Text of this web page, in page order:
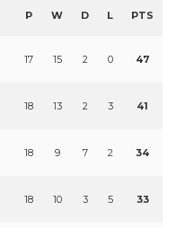
P W D L PTS
17 15 2 0 47
18 13 2 3 41
18 9 7 2 34
18 10 3 5 33